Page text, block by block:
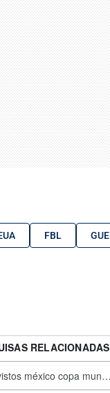
FBL